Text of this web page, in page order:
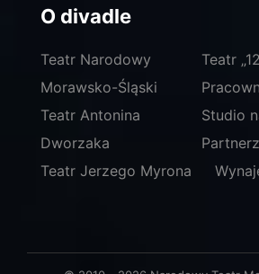
O divadle
Teatr Narodowy
Morawsko-Śląski
Teatr Antonina
Dworzaka
Teatr Jerzego Myrona
Teatr
Studio